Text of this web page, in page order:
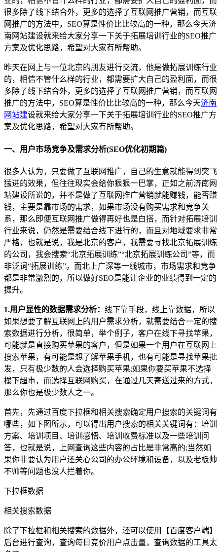
很多除了线下结合外，更多的选择了互联网推广营销，而互联
网推广的方法中，SEO算是性价比比较高的一种，那么今天济
南网站建设就来给大家分享一下关于拓展培训行业的SEO推广
方案及优化思路，希望对大家有所帮助。
昨天在网上与一位北京的朋友进行交流，他是做拓展训练行业
的，相信不管什么样的行业，都需要扩大自己的盈利面，而很
多除了线下结合外，更多的选择了互联网推广营销，而互联网
推广的方法中，SEO算是性价比比较高的一种，那么今天济南
网站建设就来给大家分享一下关于拓展培训行业的SEO推广方
案及优化思路，希望对大家有所帮助。
一、用户市场竞争及需求分析(SEO优化初期篇)
很多人认为，只要做了互联网推广，自己的生意就能得到突飞
猛进的效果，但往往现实会给你狠狠一巴掌，正如之前济南网
站建设所说的，并不是做了互联网推广营销就能赚钱，能否赚
钱，主要是靠市场的需求，如果市场没有购买需求和竞争关
系，那么即便互联网推广做得再好也是白搭，而针对拓展培训
行业来说，仍然是需要结合线下进行的，而且对地域要求非常
严格，也就是说，我是北京的客户，我需要寻找北京拓展训练
的公司，我会搜索“北京拓展训练”“北京拓展训练公司”等，而
非泛词“拓展训练”。而北上广深等一线城市，市场需求和竞争
都是非常激烈的，所以做好SEO是能让企业的业绩得到一定的
提升。
1.用户显性的数据需求分析： 线下靠手段，线上靠数据，所以
如果想要了解互联网上的用户需求分析，就需要结合一定的搜
索数据进行分析，很简单，举个例子，客户在线下寻找苹果，
可能就是直接购买苹果的客户，但是如果一个用户在互联网上
搜索苹果，有可能是想了解苹果手机，也有可能是寻找苹果批
发，只有极少数的人会选择购买苹果;如果你要买苹果不选择
楼下超市，而选择互联网购买，在通过几天寄送过来的方式，
那么你也是极少数人之一。
首先，先通过百度下拉框和相关搜索确定用户搜索的关键词有
哪些，如下图所示，可以得出用户搜索的相关关键词有：培训
方案、培训项目、培训感悟、培训收费标准以及一些培训问
答，也就是说，上网查询这些内容的占比是非常高的;当然如
果你非要认为用户还关心公司的办公环境和设备，以及老板帅
不帅等问题也没人拦着你。
下拉框数据
相关搜索数据
除了下拉框和相关搜索的数据外，还可以使用【百度客户端】
后台进行查询，查询每日竞价用户点击量，查询数据的工具太